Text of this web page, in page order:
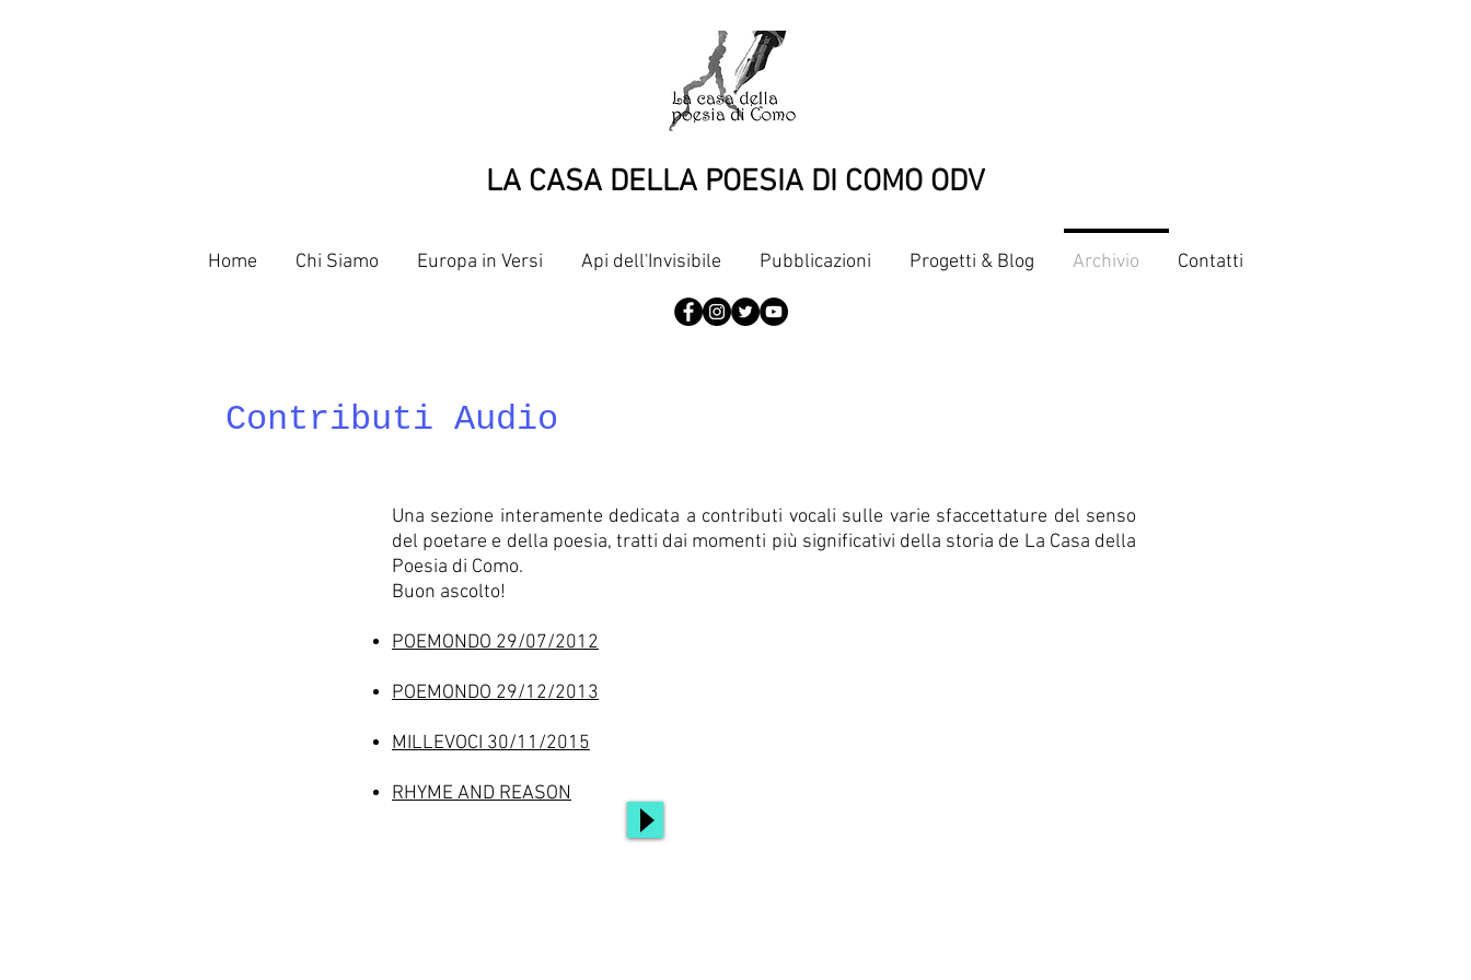
LA CASA DELLA POESIA DI COMO ODV
Home Chi Siamo Europa in Versi Api dell'Invisibile Pubblicazioni Progetti & Blog Archivio Contatti
Contributi Audio
Una sezione interamente dedicata a contributi vocali sulle varie sfaccettature del senso
del poetare e della poesia, tratti dai momenti più significativi della storia de La Casa della
Poesia di Como.
Buon ascolto!
POEMONDO 29/07/2012
POEMONDO 29/12/2013
MILLEVOCI 30/11/2015
RHYME AND REASON